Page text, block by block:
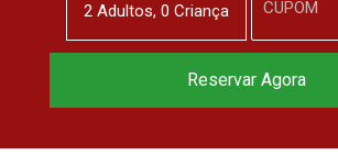
2 Adultos, 0 Criança
Reservar Agora